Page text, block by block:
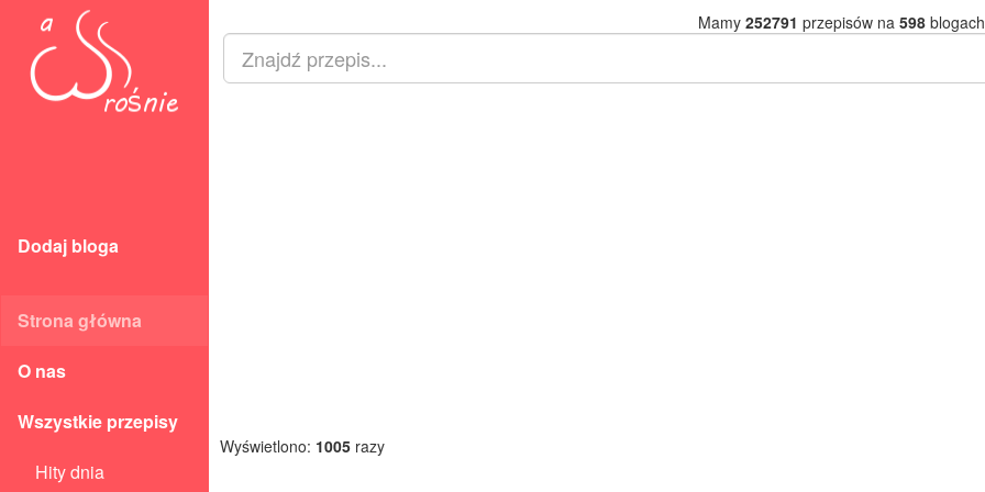
Dodaj bloga
Strona główna
O nas
Wszystkie przepisy
Hity dnia
Mamy 252791 przepisów na 598
Wyświetlono: 1005 razy